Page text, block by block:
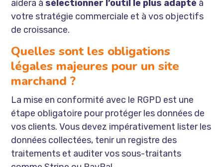
aidera àsélectionner l’outil le plus adapté à
votre stratégie commerciale et à vos objectifs
de croissance.
Quelles sont les obligations
légales majeures pour un site
marchand ?
La mise en conformité avec le RGPD est une
étape obligatoire pour protéger les données de
vos clients. Vous devez impérativement lister les
données collectées, tenir un registre des
traitements et auditer vos sous-traitants